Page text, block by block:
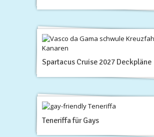
Spartacus Cruise 2027 Deckpläne
Teneriffa für Gays